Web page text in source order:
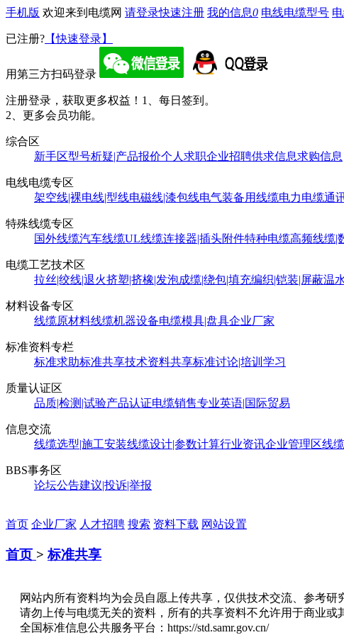
手机版 欢迎来到电缆网 请登录快速注册 我的信息0 电线电缆型号
已注册? 【快速登录】
用第三方扫码登录
注册登录，获取更多权益！ 1、每日签到。
2、更多会员功能。
综合区
新手区型号析疑|产品报价个人求职企业招聘供求信息求购信息
电线电缆专区
架空线|裸电线|型线电磁线|漆包线电气装备用线缆电力电缆通
特殊线缆专区
国外线缆汽车线缆UL线缆连接器|插头附件特种电缆高频线缆|
电缆工艺技术区
拉丝|绞线|退火挤塑|挤橡|发泡成缆|绕包|填充编织|铠装|屏蔽温
材料设备专区
线缆原材料线缆机器设备电缆模具|盘具企业厂家
标准资料专栏
标准求助标准共享技术资料共享标准讨论|培训学习
质量认证区
品质|检测|试验产品认证电缆销售专业英语|国际贸易
信息交流
线缆选型|施工安装线缆设计|参数计算行业资讯企业管理区线
BBS事务区
论坛公告建议|投诉|举报
首页 企业厂家 人才招聘 搜索 资料下载 网站设置
首页 >标准共享
网站内所有资料均为会员自愿上传共享，仅供技术交流、参考研
请勿上传与电缆无关的资料，所有的共享资料不允许用于商业
全国标准信息公共服务平台：https://std.samr.gov.cn/